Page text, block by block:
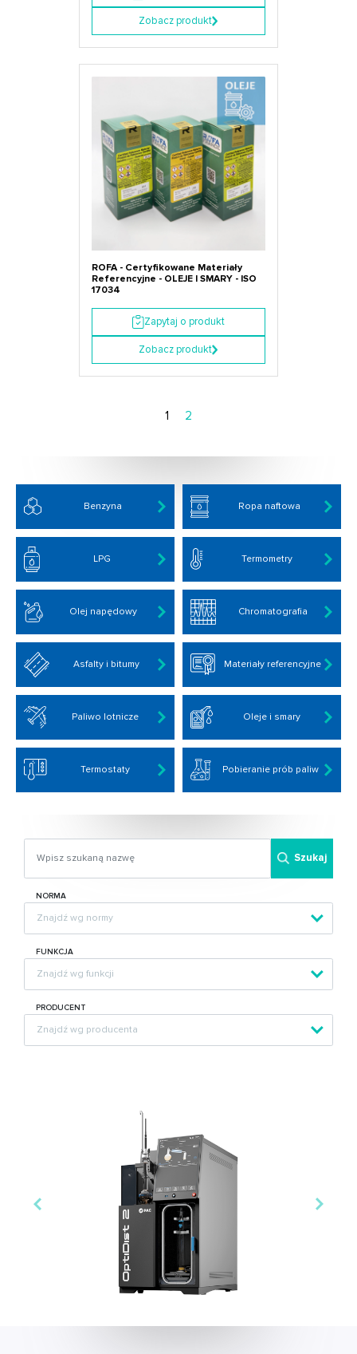
Zobacz produkt
ROFA - Certyfikowane Materiały
Referencyjne - OLEJE I SMARY - ISO
17034
Zapytaj o produkt
Zobacz produkt
1 2
Benzyna Ropa naftowa
LPG Termometry
Olej napędowy Chromatografia
Asfalty i bitumy Materiały referencyjne
Paliwo lotnicze Oleje i smary
Termostaty Pobieranie prób paliw
Szukaj
NORMA
FUNKCJA
PRODUCENT